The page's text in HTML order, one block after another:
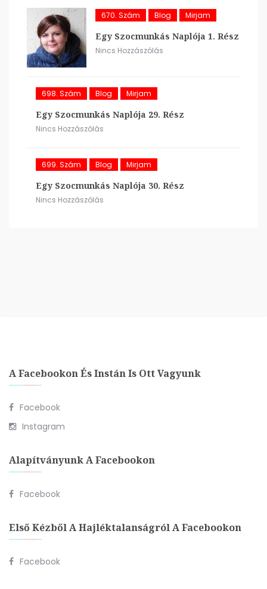
670. Szám Blog Mirjam
Egy Szocmunkás Naplója 1. Rész
Nincs Hozzászólás
698. Szám Blog Mirjam
Egy Szocmunkás Naplója 29. Rész
Nincs Hozzászólás
699. Szám Blog Mirjam
Egy Szocmunkás Naplója 30. Rész
Nincs Hozzászólás
A Facebookon És Instán Is Ott Vagyunk
Facebook
Instagram
Alapítványunk A Facebookon
Facebook
Első Kézből A Hajléktalanságról A Facebookon
Facebook